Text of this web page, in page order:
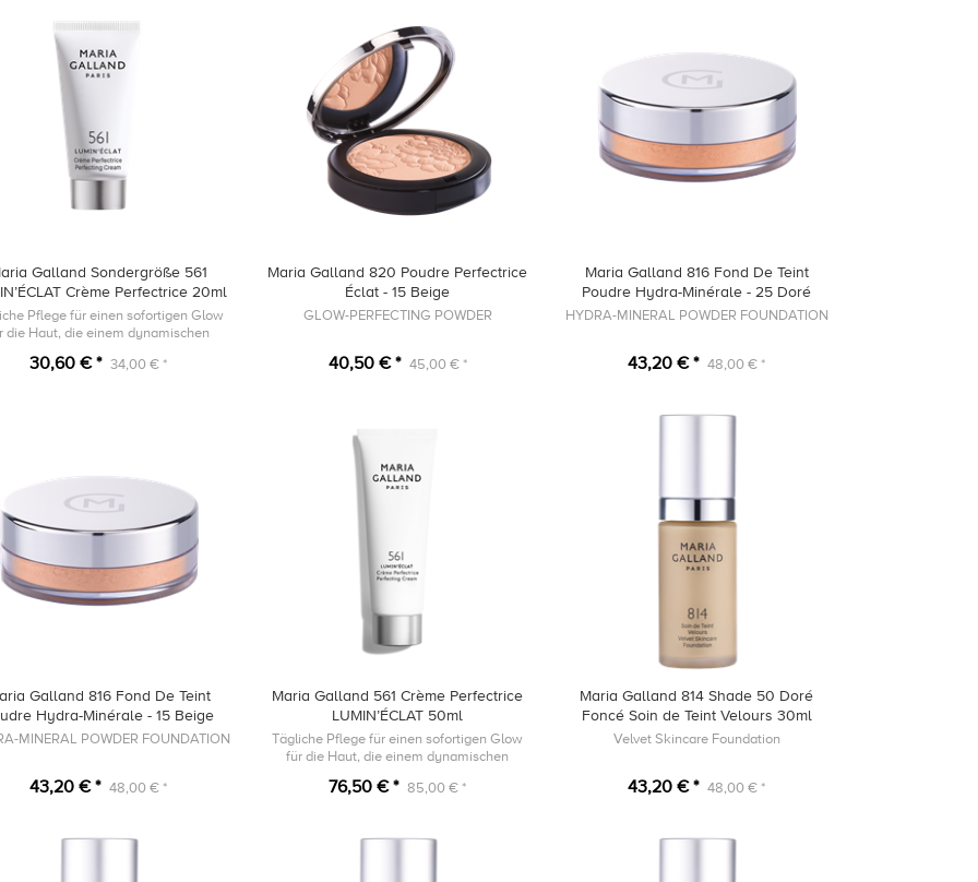
Galland Sondergröße 561
Crème Perfectrice 20ml
Pflege für einen sofortigen Glow
die Haut, die einem dynamischen
30,60 € * 34,00 € *
Maria Galland 820 Poudre Perfectrice
Éclat - 15 Beige
GLOW-PERFECTING POWDER
40,50 € * 45,00 € *
Maria Galland 816 Fond De Teint
Poudre Hydra-Minérale - 25 Doré
HYDRA-MINERAL POWDER FOUNDATION
43,20 € * 48,00 € *
Galland 816 Fond De Teint
Hydra-Minérale - 15 Beige
MINERAL POWDER FOUNDATION
43,20 € * 48,00 € *
Maria Galland 561 Crème Perfectrice
LUMIN’ÉCLAT 50ml
Tägliche Pflege für einen sofortigen Glow
für die Haut, die einem dynamischen
76,50 € * 85,00 € *
Maria Galland 814 Shade 50 Doré
Foncé Soin de Teint Velours 30ml
Velvet Skincare Foundation
43,20 € * 48,00 € *